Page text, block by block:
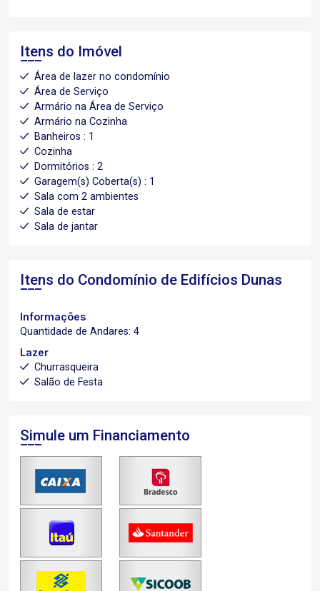
Itens do Imóvel
Área de lazer no condomínio
Área de Serviço
Armário na Área de Serviço
Armário na Cozinha
Banheiros : 1
Cozinha
Dormitórios : 2
Garagem(s) Coberta(s) : 1
Sala com 2 ambientes
Sala de estar
Sala de jantar
Itens do Condomínio de Edifícios Dunas
Informações
Quantidade de Andares: 4
Lazer
Churrasqueira
Salão de Festa
Simule um Financiamento